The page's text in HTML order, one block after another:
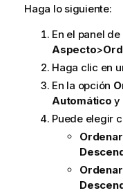
Haga lo siguiente:
En el panel
Aspecto>
Haga clic en
En la opción
Automático y
Puede elegir